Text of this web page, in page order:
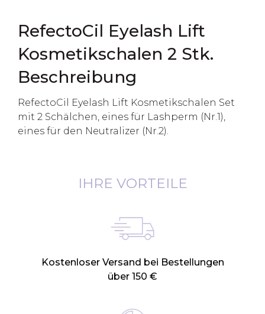
RefectoCil Eyelash Lift
Kosmetikschalen 2 Stk.
Beschreibung
RefectoCil Eyelash Lift Kosmetikschalen Set
mit 2 Schälchen, eines für Lashperm (Nr.1),
eines für den Neutralizer (Nr.2).
IHRE VORTEILE
Kostenloser Versand bei Bestellungen
über 150 €